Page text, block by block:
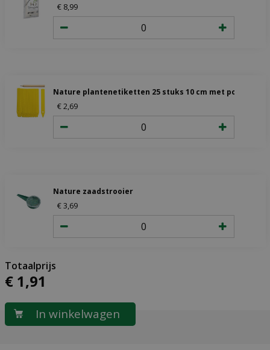
€ 8 99
Nature plantenetiketten 25 stuks 10 cm met potlood
€ 2 69
Nature zaadstrooier
€3 69
€ 1,91